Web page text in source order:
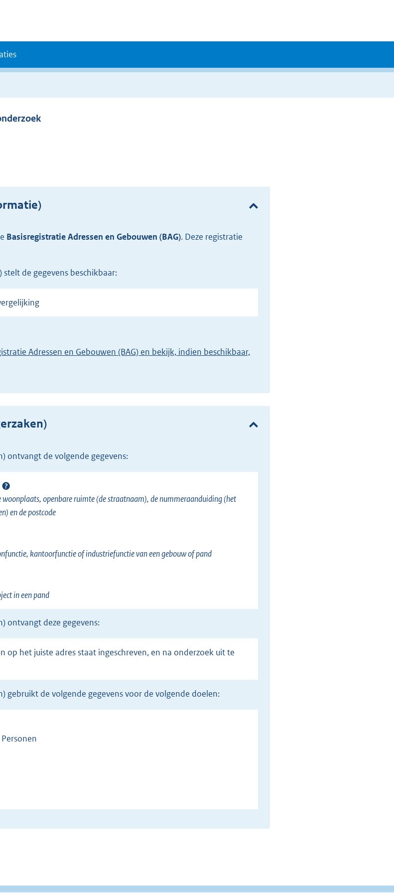
Basisregistratie Adressen en Gebouwen (BAG). Deze registratie
stelt de gegevens beschikbaar:
ontvangt de volgende gegevens:
woonplaats, openbare ruimte (de straatnaam), de nummeraanduiding (het
en de postcode
kantoorfunctie of industriefunctie van een gebouw of pand
in een pand
ontvangt deze gegevens:
gebruikt de volgende gegevens voor de volgende doelen: